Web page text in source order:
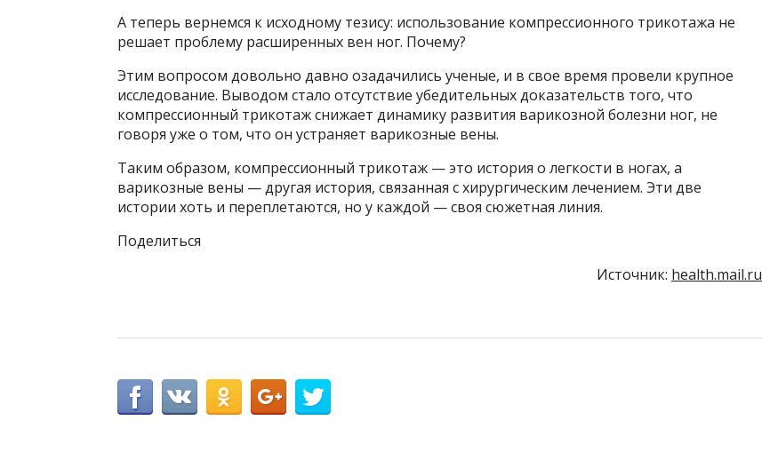
А теперь вернемся к исходному тезису: использование компрессионного трикотажа не
решает проблему расширенных вен ног. Почему?
Этим вопросом довольно давно озадачились ученые, и в свое время провели крупное
исследование. Выводом стало отсутствие убедительных доказательств того, что
компрессионный трикотаж снижает динамику развития варикозной болезни ног, не
говоря уже о том, что он устраняет варикозные вены.
Таким образом, компрессионный трикотаж — это история о легкости в ногах, а
варикозные вены — другая история, связанная с хирургическим лечением. Эти две
истории хоть и переплетаются, но у каждой — своя сюжетная линия.
Поделиться
Источник: health.mail.ru